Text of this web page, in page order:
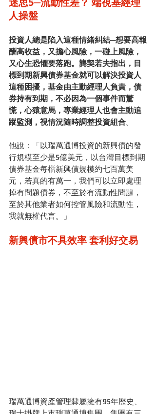
人操盤
投資人總是陷入這種情緒糾結─想要高報
酬高收益，又擔心風險，一碰上風險，
又心生恐懼要落跑。龔契若夫指出，目
標到期新興債券基金就可以解決投資人
這種困擾，基金由主動經理人負責，債
券持有到期，不必因為一個事件而驚
慌，心猿意馬，專業經理人也會主動追
蹤監測，視情況隨時調整投資組合。
他說：「以瑞萬通博投資的新興債的發
行規模至少是5億美元，以台灣目標到期
債券基金每檔新興債規模約七百萬美
元，若真的有萬一，我們可以立即處理
掉有問題債券，不至於有流動性問題，
至於其他業者如何控管風險和流動性，
我就無權代言。」
新興債市不具效率 套利好交易
瑞萬通博資產管理隸屬擁有95年歷史、